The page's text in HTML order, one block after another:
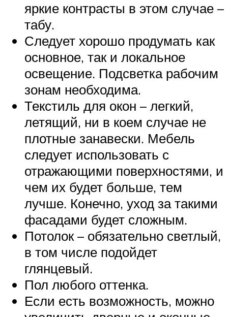
яркие контрасты в этом случае –
табу.
Следует хорошо продумать как
основное, так и локальное
освещение. Подсветка рабочим
зонам необходима.
Текстиль для окон – легкий,
летящий, ни в коем случае не
плотные занавески. Мебель
следует использовать с
отражающими поверхностями, и
чем их будет больше, тем
лучше. Конечно, уход за такими
фасадами будет сложным.
Потолок – обязательно светлый,
в том числе подойдет
глянцевый.
Пол любого оттенка.
Если есть возможность, можно